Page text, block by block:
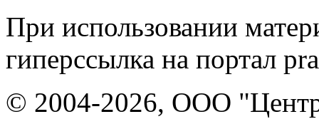
При использовании
гиперссылка на портал
© 2004-2026, ООО "Центр